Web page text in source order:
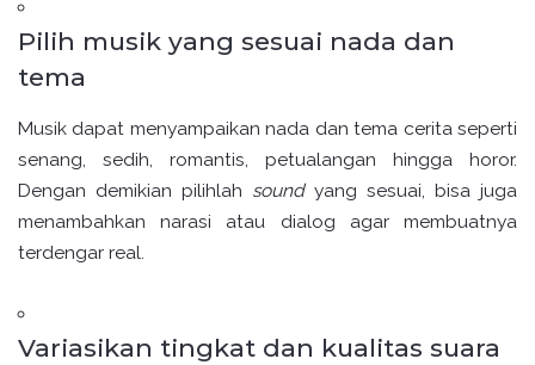
Pilih musik yang sesuai nada dan
tema
Musik dapat menyampaikan nada dan tema cerita seperti
senang, sedih, romantis, petualangan hingga horor.
Dengan demikian pilihlah sound yang sesuai, bisa juga
menambahkan narasi atau dialog agar membuatnya
terdengar real.
Variasikan tingkat dan kualitas suara